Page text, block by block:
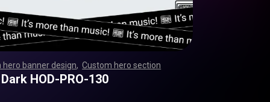
hero banner design ,Custom hero section
,,,,,,,,,,,,,,,,,,,,,, ,,,,,,,,,,,,,,,,,,,,,,,
,,,,,,,,,,,,,,,,,,,,,, ,,,,,,,,,,,,,,,,,,,,,,,
HOD-PRO-130